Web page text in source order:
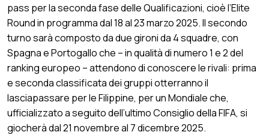
pass per la seconda fase delle Qualificazioni, cioè l’Elite
Round in programma dal 18 al 23 marzo 2025. Il secondo
turno sarà composto da due gironi da 4 squadre, con
Spagna e Portogallo che – in qualità di numero 1 e 2 del
ranking europeo – attendono di conoscere le rivali: prima
e seconda classificata dei gruppi otterranno il
lasciapassare per le Filippine, per un Mondiale che,
ufficializzato a seguito dell’ultimo Consiglio della FIFA, si
giocherà dal 21 novembre al 7 dicembre 2025.